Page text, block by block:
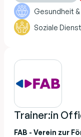
Gesundheit
Soziale
Trainer:in
FAB - Verein zur